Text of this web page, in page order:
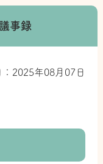
事録
：2025年08月07日